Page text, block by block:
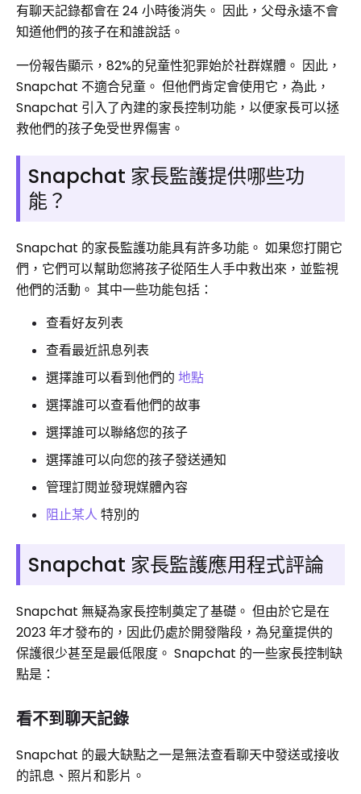
有聊天記錄都會在 24 小時後消失。 因此，父母永遠不會
知道他們的孩子在和誰說話。
一份報告顯示，82%的兒童性犯罪始於社群媒體。 因此，
Snapchat 不適合兒童。 但他們肯定會使用它，為此，
Snapchat 引入了內建的家長控制功能，以便家長可以拯
救他們的孩子免受世界傷害。
Snapchat 家長監護提供哪些功
能？
Snapchat 的家長監護功能具有許多功能。 如果您打開它
們，它們可以幫助您將孩子從陌生人手中救出來，並監視
他們的活動。 其中一些功能包括：
查看好友列表
查看最近訊息列表
選擇誰可以看到他們的 地點
選擇誰可以查看他們的故事
選擇誰可以聯絡您的孩子
選擇誰可以向您的孩子發送通知
管理訂閱並發現媒體內容
阻止某人 特別的
Snapchat 家長監護應用程式評論
Snapchat 無疑為家長控制奠定了基礎。 但由於它是在
2023 年才發布的，因此仍處於開發階段，為兒童提供的
保護很少甚至是最低限度。 Snapchat 的一些家長控制缺
點是：
看不到聊天記錄
Snapchat 的最大缺點之一是無法查看聊天中發送或接收
的訊息、照片和影片。